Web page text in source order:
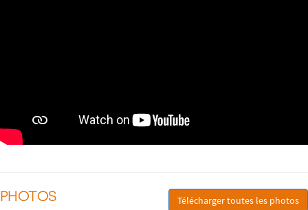
PHOTOS Télécharger toutes les photos